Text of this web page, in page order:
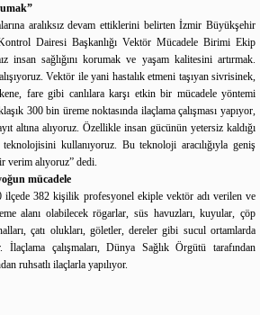
aralıksız devam ettiklerini belirten İzmir Büyükşehir
Dairesi Başkanlığı Vektör Mücadele Birimi Ekip
insan sağlığını korumak ve yaşam kalitesini artırmak.
Vektör ile yani hastalık etmeni taşıyan sivrisinek,
fare gibi canlılara karşı etkin bir mücadele yöntemi
300 bin üreme noktasında ilaçlama çalışması yapıyor,
altına alıyoruz. Özellikle insan gücünün yetersiz kaldığı
kullanıyoruz. Bu teknoloji aracılığıyla geniş
verim alıyoruz” dedi.
mücadele
382 kişilik profesyonel ekiple vektör adı verilen ve
alanı olabilecek rögarlar, süs havuzları, kuyular, çöp
çatı olukları, göletler, dereler gibi sucul ortamlarda
İlaçlama çalışmaları, Dünya Sağlık Örgütü tarafından
ruhsatlı ilaçlarla yapılıyor.